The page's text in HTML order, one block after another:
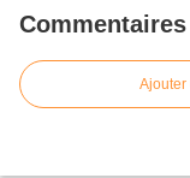
Commentaires
Ajouter